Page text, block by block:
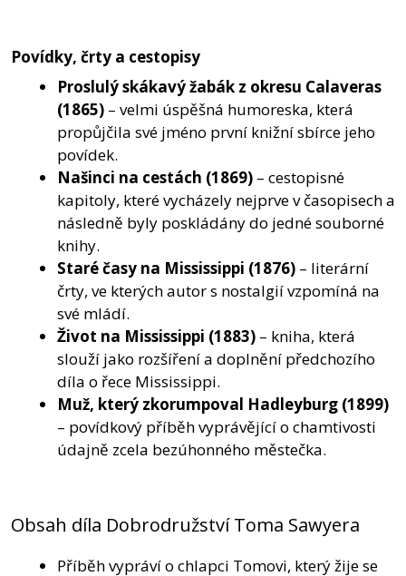
Povídky, črty a cestopisy
Proslulý skákavý žabák z okresu Calaveras
(1865) – velmi úspěšná humoreska, která
propůjčila své jméno první knižní sbírce jeho
povídek.
Našinci na cestách (1869) – cestopisné
kapitoly, které vycházely nejprve v časopisech a
následně byly poskládány do jedné souborné
knihy.
Staré časy na Mississippi (1876) – literární
črty, ve kterých autor s nostalgií vzpomíná na
své mládí.
Život na Mississippi (1883) – kniha, která
slouží jako rozšíření a doplnění předchozího
díla o řece Mississippi.
Muž, který zkorumpoval Hadleyburg (1899)
– povídkový příběh vyprávějící o chamtivosti
údajně zcela bezúhonného městečka.
Obsah díla Dobrodružství Toma Sawyera
Příběh vypráví o chlapci Tomovi, který žije se